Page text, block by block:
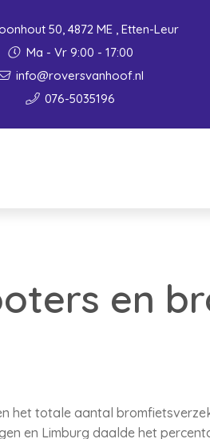
50, 4872 ME , Etten-Leur
Ma - Vr 9:00 - 17:00
info@roversvanhoof.nl
076-5035196
en
het totale aantal
en Limburg daalde het